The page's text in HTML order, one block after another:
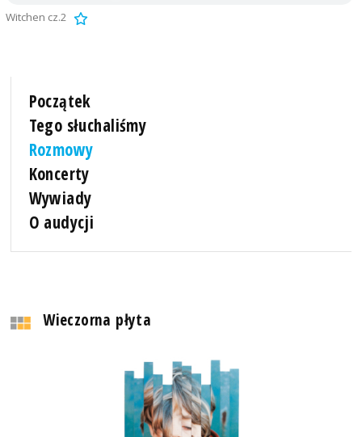
Witchen cz.2
Początek
Tego słuchaliśmy
Rozmowy
Koncerty
Wywiady
O audycji
Wieczorna płyta